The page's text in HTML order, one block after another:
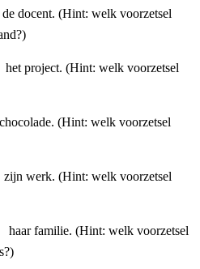
de docent. (Hint: welk voorzetsel
het project. (Hint: welk voorzetsel
chocolade. (Hint: welk voorzetsel
zijn werk. (Hint: welk voorzetsel
haar familie. (Hint: welk voorzetsel